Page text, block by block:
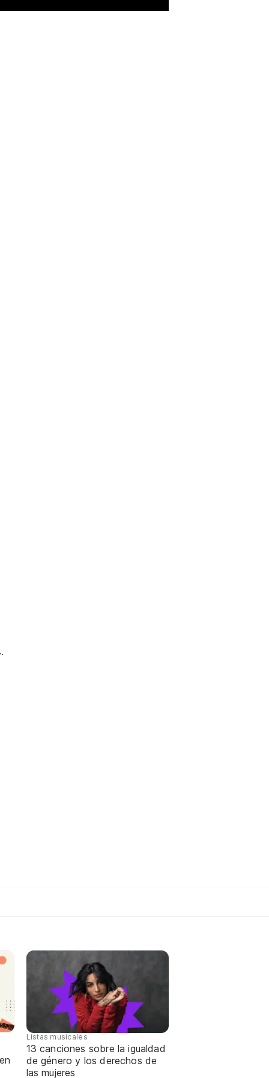
Listas musicales
13 canciones sobre la igualdad
de género y los derechos de
las mujeres